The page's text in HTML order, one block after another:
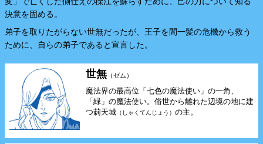
決意を固める。
弟子を取りたがらない世無だったが、王子を間一髪の危機から救う
ために、自らの弟子であると宣言した。
世無 （ゼム）
魔法界の最高位「七色の魔法使い」の一角、
「緑」の魔法使い。俗世から離れた辺境の地に建
つ莿天城 （しゃくてんじょう） の主。